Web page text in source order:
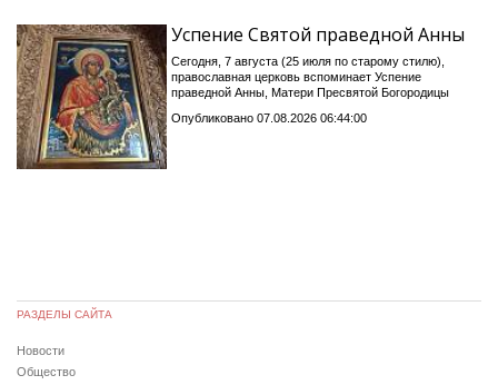
Успение Святой праведной Анны
Сегодня, 7 августа (25 июля по старому стилю),
православная церковь вспоминает Успение
праведной Анны, Матери Пресвятой Богородицы
Опубликовано 07.08.2026 06:44:00
РАЗДЕЛЫ САЙТА
Новости
Общество